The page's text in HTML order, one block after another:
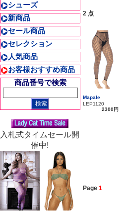
シューズ
新商品
セール商品
セレクション
人気商品
お客様おすすめ商品
商品番号で検索
入札式タイムセール開
催中!
2 点
Mapale
LEP1120
2300円
Page 1